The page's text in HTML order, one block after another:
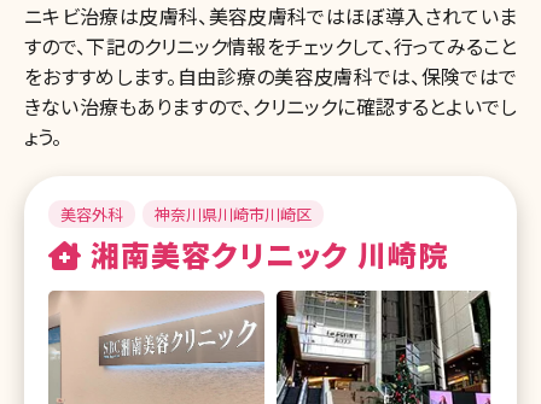
ニキビ治療は皮膚科、美容皮膚科ではほぼ導入されていま
すので、下記のクリニック情報をチェックして、行ってみること
をおすすめします。自由診療の美容皮膚科では、保険ではで
きない治療もありますので、クリニックに確認するとよいでし
ょう。
美容外科 神奈川県川崎市川崎区
湘南美容クリニック 川崎院